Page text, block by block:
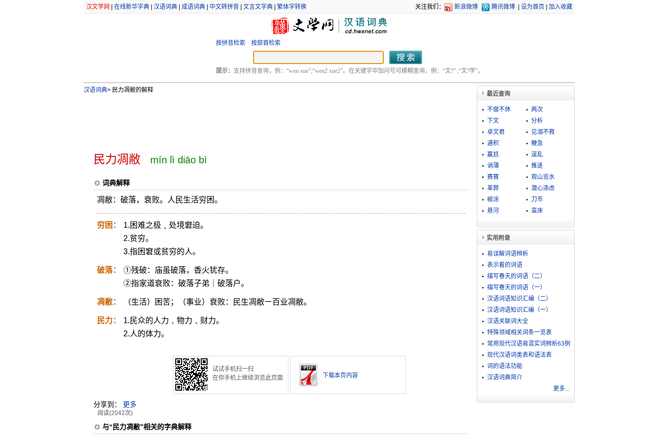
汉文学网 在线新华字典| 汉语词典| 成语词典| 中文转拼音| 文言文字典| 繁体字转换 关注我们： 新浪微博 腾讯微博 设为首页 加入收藏
按拼音检索 按部首检索
提示： 支持拼音查询，例：“wen xue”;“wen2 xue2”。在关键字中加问号可模糊查询，例：“文?” ;“文?学”。
汉语词典>民力凋敝的解释
民力凋敝 mín lì diāo bì
词典解释
凋敝：破落，衰败。人民生活穷困。
穷困：
1.困难之极﹐处境窘迫。
2.贫穷。
3.指困窘或贫穷的人。
破落：
①残破：庙虽破落，香火犹存。
②指家道衰败：破落子弟｜破落户。
凋敝： （生活）困苦；（事业）衰败：民生凋敝ㄧ百业凋敝。
民力：
1.民众的人力﹑物力﹑财力。
2.人的体力。
试试手机扫一扫
在你手机上继续浏览此页面
下载本页内容
分享到： 更多
阅读(2042次)
与“民力凋敝”相关的字典解释
最近查询
不做不休
两次
下文
分析
卓文君
见溺不救
逋积
鲠急
羸尪
逞乱
诮薄
推迻
赛寶
观山览水
革弊
潜心涤虑
椒涂
刀币
悬河
蛮床
实用附录
易误解词语辨析
表示看的词语
描写春天的词语（二）
描写春天的词语（一）
汉语词语知识汇编（二）
汉语词语知识汇编（一）
汉语关联词大全
特殊领域相关词条一览表
常用现代汉语易混实词辨析63例
现代汉语词类表和语法表
词的语法功能
汉语词典简介
更多...